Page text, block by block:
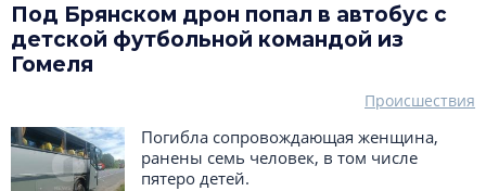
Под Брянском дрон попал в автобус с
детской футбольной командой из
Гомеля
Происшествия
Погибла сопровождающая женщина,
ранены семь человек, в том числе
пятеро детей.